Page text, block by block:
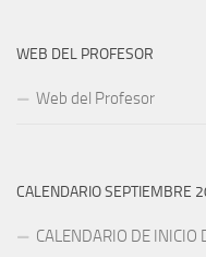
WEB DEL PROFESOR
Web del Profesor
CALENDARIO SEPTIEMBRE
CALENDARIO DE INICIO